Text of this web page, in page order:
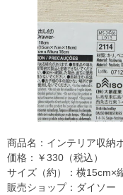
商品名：インテリア収納
価格：￥330（税込）
サイズ（約）：横15cm×
販売ショップ：ダイソー